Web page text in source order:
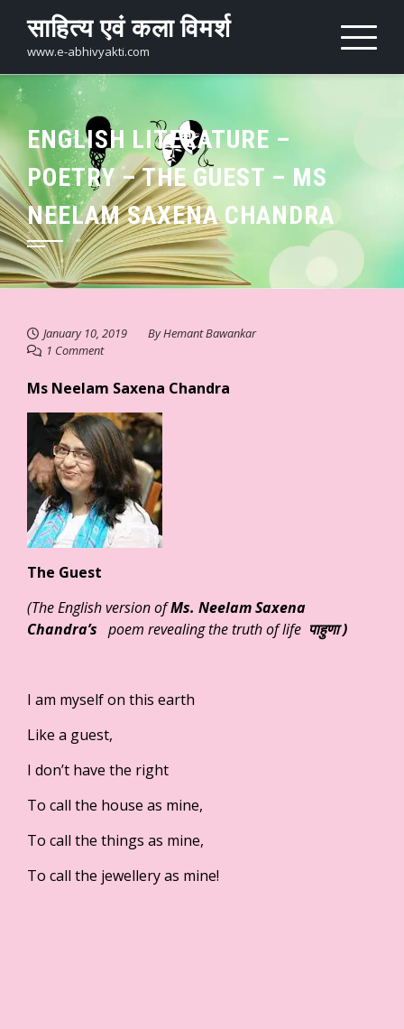
content
साहित्य एवं कला विमर्श
www.e-abhivyakti.com
ENGLISH LITERATURE –
POETRY – THE GUEST – MS
NEELAM SAXENA CHANDRA
January 10, 2019 ByHemant Bawankar
1 Comment
Ms Neelam Saxena Chandra
The Guest
(The English version ofMs. Neelam Saxena
Chandra’s poem revealing the truth of life पाहुणा)
I am myself on this earth
Like a guest,
I don’t have the right
To call the house as mine,
To call the things as mine,
To call the jewellery as mine!